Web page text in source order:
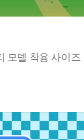
모델 착용 사이즈